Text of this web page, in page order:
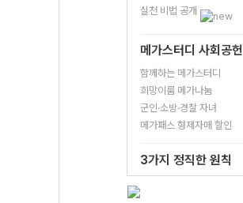
실천 비법 공개
메가스터디 사회공헌
함께하는 메가스터디
희망이룸 메가나눔
군인·소방·경찰 자녀
메가패스 형제자매 할인
3가지 정직한 원칙